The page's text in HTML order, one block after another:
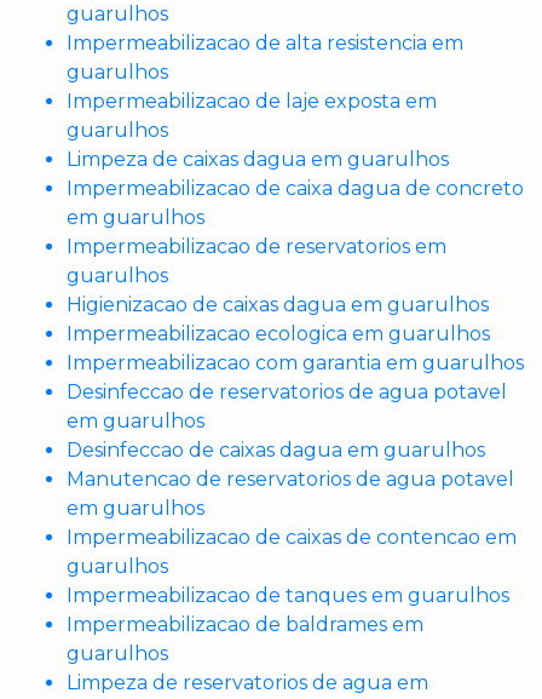
guarulhos
Impermeabilizacao de alta resistencia em
guarulhos
Impermeabilizacao de laje exposta em
guarulhos
Limpeza de caixas dagua em guarulhos
Impermeabilizacao de caixa dagua de concreto
em guarulhos
Impermeabilizacao de reservatorios em
guarulhos
Higienizacao de caixas dagua em guarulhos
Impermeabilizacao ecologica em guarulhos
Impermeabilizacao com garantia em guarulhos
Desinfeccao de reservatorios de agua potavel
em guarulhos
Desinfeccao de caixas dagua em guarulhos
Manutencao de reservatorios de agua potavel
em guarulhos
Impermeabilizacao de caixas de contencao em
guarulhos
Impermeabilizacao de tanques em guarulhos
Impermeabilizacao de baldrames em
guarulhos
Limpeza de reservatorios de agua em